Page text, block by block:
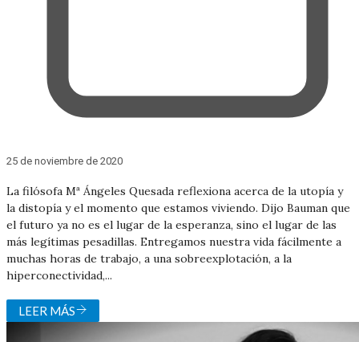
25 de noviembre de 2020
La filósofa Mª Ángeles Quesada reflexiona acerca de la utopía y
la distopía y el momento que estamos viviendo. Dijo Bauman que
el futuro ya no es el lugar de la esperanza, sino el lugar de las
más legítimas pesadillas. Entregamos nuestra vida fácilmente a
muchas horas de trabajo, a una sobreexplotación, a la
hiperconectividad,...
LEER MÁS